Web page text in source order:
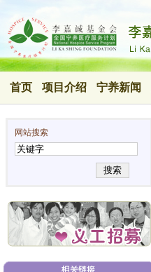
首页 项目介绍 宁养新闻
网站搜索
搜索